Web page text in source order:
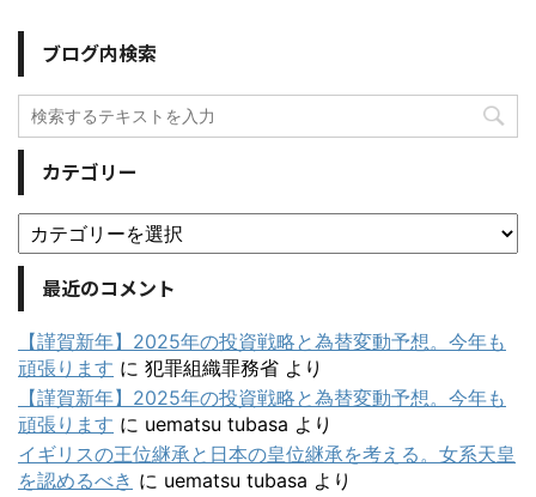
ブログ内検索
カテゴリー
最近のコメント
【謹賀新年】2025年の投資戦略と為替変動予想。今年も
頑張ります に 犯罪組織罪務省 より
【謹賀新年】2025年の投資戦略と為替変動予想。今年も
頑張ります に uematsu tubasa より
イギリスの王位継承と日本の皇位継承を考える。女系天皇
を認めるべき に uematsu tubasa より